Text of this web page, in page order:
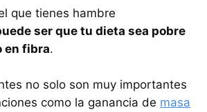
que tienes hambre
ser que tu dieta sea pobre
en fibra.
no solo son muy importantes
como la ganancia de masa